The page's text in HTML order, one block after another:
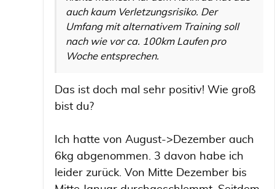
auch kaum Verletzungsrisiko. Der
Umfang mit alternativem Training soll
nach wie vor ca. 100km Laufen pro
Woche entsprechen.
Das ist doch mal sehr positiv! Wie groß
bist du?
Ich hatte von August->Dezember auch
6kg abgenommen. 3 davon habe ich
leider zurück. Von Mitte Dezember bis